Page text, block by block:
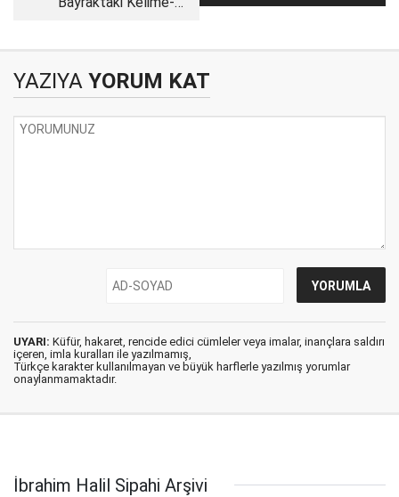
ESERİNİZ?.
YAZIYA YORUM KAT
UYARI: Küfür, hakaret, rencide edici cümleler veya imalar, inançlara saldırı
içeren, imla kuralları ile yazılmamış,
Türkçe karakter kullanılmayan ve büyük harflerle yazılmış yorumlar
onaylanmamaktadır.
İbrahim Halil Sipahi Arşivi